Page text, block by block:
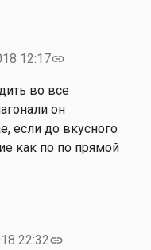
12:17link
во все
он
если до вкусного
как по по прямой
22:32link